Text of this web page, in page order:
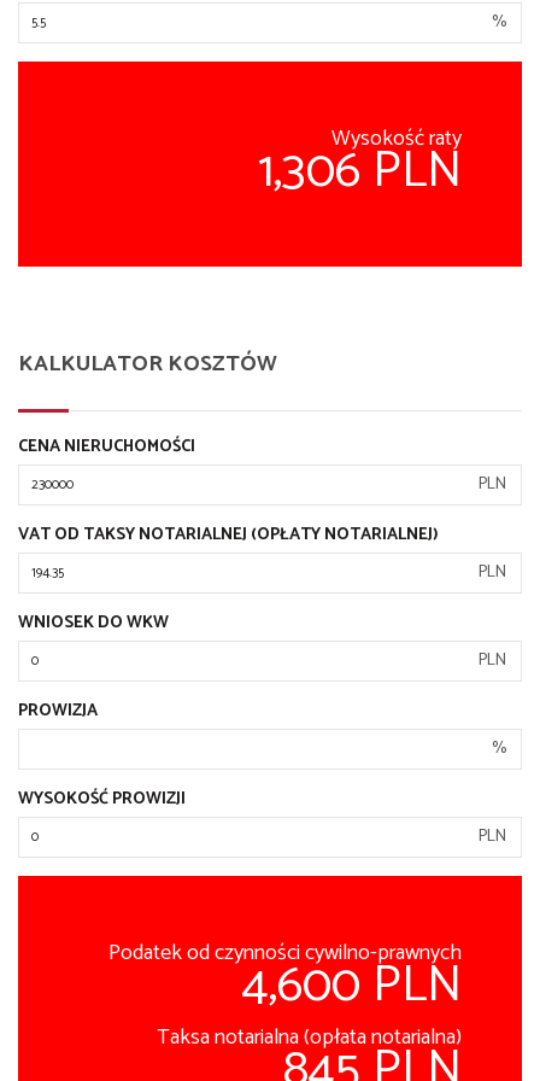
%
Wysokość raty
1,306 PLN
KALKULATOR KOSZTÓW
CENA NIERUCHOMOŚCI
PLN
VAT OD TAKSY NOTARIALNEJ (OPŁATY NOTARIALNEJ)
PLN
WNIOSEK DO WKW
PLN
PROWIZJA
%
WYSOKOŚĆ PROWIZJI
PLN
Podatek od czynności cywilno-prawnych
4,600 PLN
Taksa notarialna (opłata notarialna)